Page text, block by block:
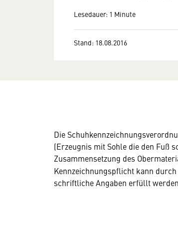
Lesedauer: 1 Minute
Stand: 18.08.2016
Die
(Erzeugnis mit Sohle die den Fuß
Zusammensetzung des
Kennzeichnungspflicht kann
schriftliche Angaben erfüllt